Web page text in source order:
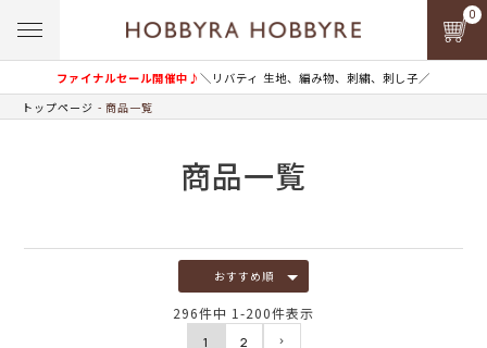
ファイナルセール開催中♪＼リバティ 生地、編み物、刺繍、刺し子／
0
トップページ 商品一覧
商品一覧
おすすめ順
296件中 1 -200件表示
1 2